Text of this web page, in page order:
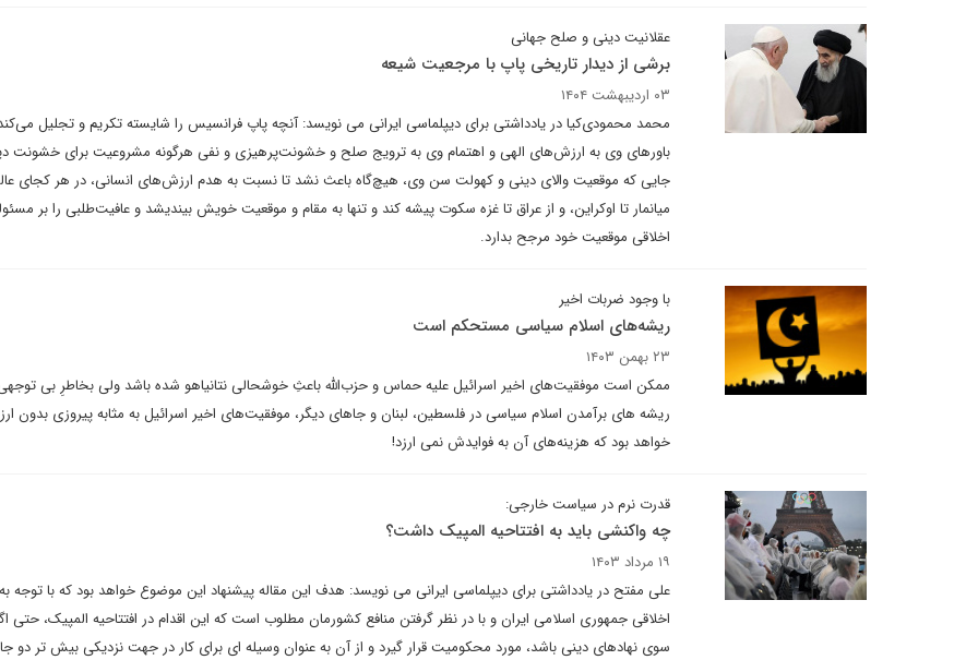
عقلانیت دینی و صلح جهانی
برشی از دیدار تاریخی پاپ با مرجعیت شیعه
۰۳ اردیبهشت ۱۴۰۴
محمد محمودی‌کیا در یادداشتی برای دیپلماسی ایرانی می نویسد: آنچه پاپ فرانسیس را شایسته تکریم و تجلیل
باورهای وی به ارزش‌های الهی و اهتمام وی به ترویج صلح و خشونت‌پرهیزی و نفی هرگونه مشروعیت برای خشونت
جایی که موقعیت والای دینی و کهولت سن وی، هیچ‌گاه باعث نشد تا نسبت به هدم ارزش‌های انسانی، در هر کجای
میانمار تا اوکراین، و از عراق تا غزه سکوت پیشه کند و تنها به مقام و موقعیت خویش بیندیشد و عافیت‌طلبی را بر
اخلاقی موقعیت خود مرجح بدارد.
با وجود ضربات اخیر
ریشه‌های اسلام سیاسی مستحکم است
۲۳ بهمن ۱۴۰۳
ممکن است موفقیت‌های اخیر اسرائیل علیه حماس و حزب‌الله باعثِ خوشحالی نتانیاهو شده باشد ولی بخاطرِ بی
ریشه های برآمدن اسلام سیاسی در فلسطین، لبنان و جاهای دیگر، موفقیت‌های اخیر اسرائیل به مثابه پیروزی بدون
خواهد بود که هزینه‌های آن به فوایدش نمی ارزد!
قدرت نرم در سیاست خارجی:
چه واکنشی باید به افتتاحیه المپیک داشت؟
۱۹ مرداد ۱۴۰۳
علی مفتح در یادداشتی برای دیپلماسی ایرانی می نویسد: هدف این مقاله پیشنهاد این موضوع خواهد بود که با توجه
اخلاقی جمهوری اسلامی ایران و با در نظر گرفتن منافع کشورمان مطلوب است که این اقدام در افتتاحیه المپیک، حتی
سوی نهادهای دینی باشد، مورد محکومیت قرار گیرد و از آن به عنوان وسیله ای برای کار در جهت نزدیکی بیش تر دو